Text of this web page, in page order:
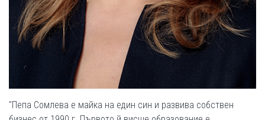
"Пепа Сомлева е майка на един син и развива собствен